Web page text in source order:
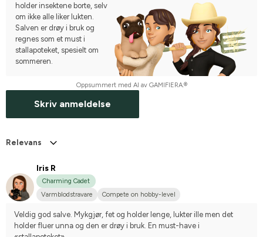
holder insektene borte, selv
om ikke alle liker lukten.
Salven er drøy i bruk og
regnes som et must i
stallapoteket, spesielt om
sommeren.
Oppsummert med AI av GAMIFIERA.®
Skriv anmeldelse
Relevans
Iris R
Charming Cadet
Varmblodstravare
Compete on hobby-level
Veldig god salve. Mykgjør, fet og holder lenge, lukter ille men det
holder fluer unna og den er drøy i bruk. En must-have i